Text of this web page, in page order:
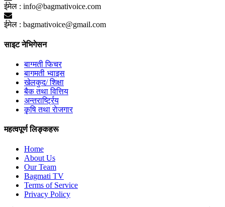
ईमेल : info@bagmativoice.com
ईमेल : bagmativoice@gmail.com
साइट नेभिगेसन
बाग्मती फिचर
बागमती भ्वाइस
खेलकुद/ शिक्षा
बैक तथा वित्तिय
अन्तरार्ष्ट्रिय
कृृषि तथा राेजगार
महत्वपूर्ण लिङ्कहरू
Home
About Us
Our Team
Bagmati TV
Terms of Service
Privacy Policy